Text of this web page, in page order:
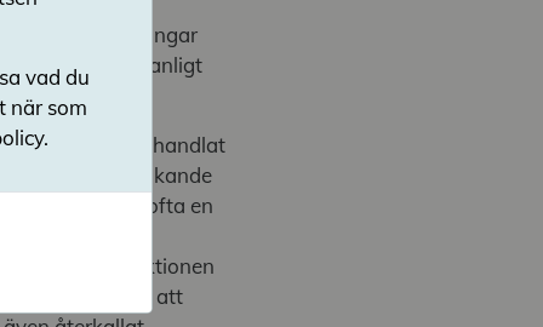
årets granskningar
till elever ett vanligt
Det har ofta handlat
stöd, kränkande
skolor finns ofta en
om hög
Skolinspektionen
huvudmännen att
vad du
när som